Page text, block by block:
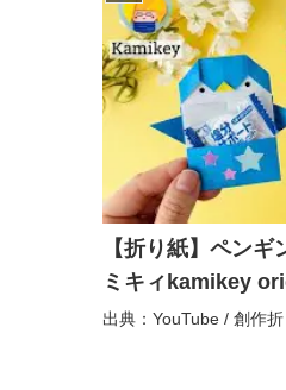
【折り紙】ペン
ミキィkamikey
出典：YouTube / 創作